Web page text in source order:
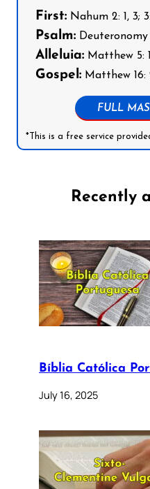
First: Nahum 2: 1, 3;
Psalm: Deuteronomy
Alleluia: Matthew 5:
Gospel: Matthew 16:
FULL
*This is a free service
Recently
Bíblia Católica
July 16, 2025